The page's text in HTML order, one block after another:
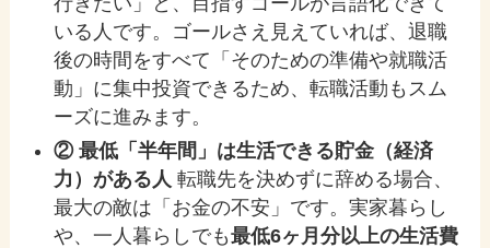
いる人です。ゴールさえ見えていれば、退職
後の時間をすべて「そのための準備や就職活
動」に集中投資できるため、転職活動もスム
ーズに進みます。
② 最低「半年間」は生活できる貯金（経済
力）がある人 転職先を決めずに辞める場合、
最大の敵は「お金の不安」です。実家暮らし
や、一人暮らしでも最低6ヶ月分以上の生活費